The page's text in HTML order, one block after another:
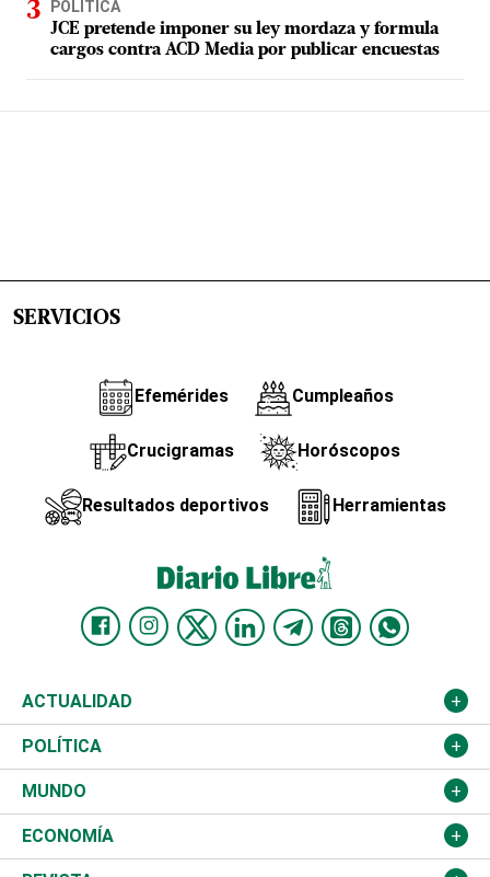
POLÍTICA
JCE pretende imponer su ley mordaza y formula
cargos contra ACD Media por publicar encuestas
SERVICIOS
Efemérides Cumpleaños
Crucigramas Horóscopos
Resultados deportivos Herramientas
ACTUALIDAD
Nacional
Ciudad
Educación
POLÍTICA
Partidos
JCE
MUNDO
Estados Unidos
ECONOMÍA